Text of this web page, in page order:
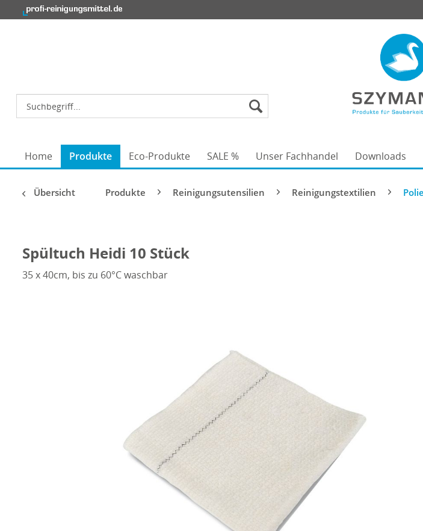
Home Produkte Eco-Produkte SALE % Unser Fachhandel Downloads
Übersicht Produkte Reinigungsutensilien Reinigungstextilien
Spültuch Heidi 10 Stück
35 x 40cm, bis zu 60°C waschbar